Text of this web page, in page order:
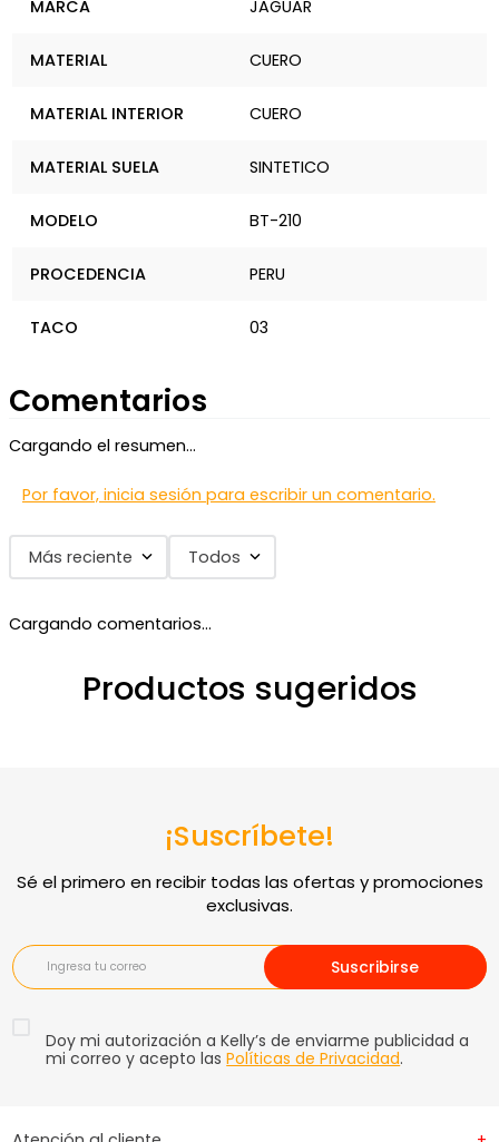
MARCA JAGUAR
MATERIAL CUERO
MATERIAL INTERIOR CUERO
MATERIAL SUELA SINTETICO
MODELO BT-210
PROCEDENCIA PERU
TACO 03
Comentarios
Cargando el resumen…
Por favor, inicia sesión para escribir un comentario.
Más reciente Todos
Cargando comentarios…
Productos sugeridos
¡Suscríbete!
Suscribirse
Doy mi autorización a Kelly’s de enviarme publicidad a
mi correo y acepto lasPolíticas de Privacidad.